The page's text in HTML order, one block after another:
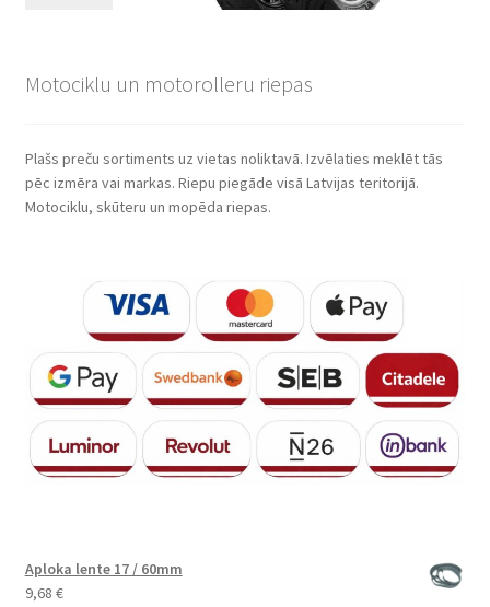
Motociklu un motorolleru riepas
Plašs preču sortiments uz vietas noliktavā. Izvēlaties meklēt tās
pēc izmēra vai markas. Riepu piegāde visā Latvijas teritorijā.
Motociklu, skūteru un mopēda riepas.
Aploka lente 17 / 60mm
9,68 €